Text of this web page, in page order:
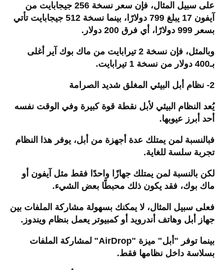
على سبيل المثال، فإن سعر نسخة 256 جيجابايت من
آيفون 17 يبلغ 799 دولارًا، بينما نسخة 512 جيجابايت تأتي
بسعر 999 دولارًا، أي فرق 200 دولار.
وبالمثل، فإن نسخة 2 تيرابايت من ماك بوك آير أغلى
بـ400 دولار من نسخة 1 تيرابايت.
2- نظام أبل البيئي المغلق شديد الصرامة
يُعد النظام البيئي لأبل نقطة قوة كبيرة وفي الوقت نفسه
أحد أبرز عيوبها.
فبالنسبة لمن يمتلك عدة أجهزة من أبل، يوفر هذا النظام
تجربة سلسة للغاية.
لكن بالنسبة لمن يمتلك جهازًا واحدًا فقط مثل آيفون أو
ماك بوك، فقد يكون ذلك محبطًا بعض الشيء.
فعلى سبيل المثال، لا يمكنك بسهولة مشاركة الملفات بين
جهاز أبل وهاتف أندرويد أو كمبيوتر يعمل بنظام ويندوز.
بينما توفر "أبل" ميزة "AirDrop" لمشاركة الملفات
بسلاسة داخل نظامها فقط.